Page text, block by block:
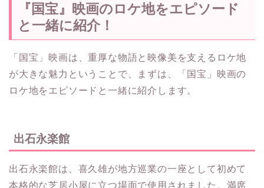
『国宝』映画のロケ地をエピソード
と一緒に紹介！
「国宝」映画は、重厚な物語と映像美を支えるロケ地
が大きな魅力ということで、まずは、「国宝」映画の
ロケ地をエピソードと一緒に紹介します。
出石永楽館
出石永楽館は、喜久雄が地方巡業の一座として初めて
本格的な芝居小屋に立つ場面で使用されました。満席